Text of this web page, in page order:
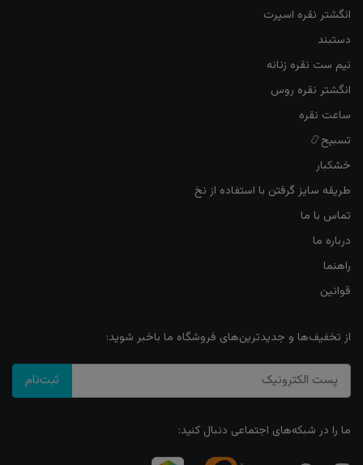
انگشتر نقره اسپرت
دستبند
نیم ست نقره زنانه
انگشتر نقره روس
ساعت نقره
تسبیح📿
خشکبار
طریقه سایز گرفتن با استفاده از نخ
تماس با ما
درباره ما
راهنما
قوانین
از تخفیف‌ها و جدیدترین‌های فروشگاه ما باخبر شوید:
ثبت‌نام
ما را در شبکه‌های اجتماعی دنبال کنید: